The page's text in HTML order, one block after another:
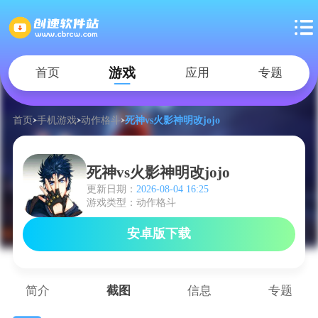
首页 游戏 应用 专题
首页 手机游戏 动作格斗 死神vs火影神明改jojo
死神vs火影神明改jojo
更新日期： 2026-08-04 16:25
游戏类型：动作格斗
安卓版下载
简介 截图 信息 专题